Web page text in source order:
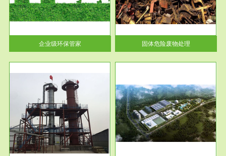
企业级环保管家
固体废物解释：固体废物是指人
们在生产建设、日常生活和其他
活动中...
固体危险废物处理
服务范围
市政固废处理
蔚蓝生态环境科技所从事的市政
废物处理业务包括市政废物的处